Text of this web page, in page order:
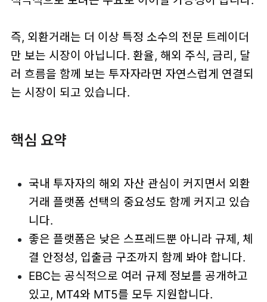
즉, 외환거래는 더 이상 특정 소수의 전문 트레이더
만 보는 시장이 아닙니다. 환율, 해외 주식, 금리, 달
러 흐름을 함께 보는 투자자라면 자연스럽게 연결되
는 시장이 되고 있습니다.
핵심 요약
국내 투자자의 해외 자산 관심이 커지면서 외환
거래 플랫폼 선택의 중요성도 함께 커지고 있습
니다.
좋은 플랫폼은 낮은 스프레드뿐 아니라 규제, 체
결 안정성, 입출금 구조까지 함께 봐야 합니다.
EBC는 공식적으로 여러 규제 정보를 공개하고
있고, MT4와 MT5를 모두 지원합니다.